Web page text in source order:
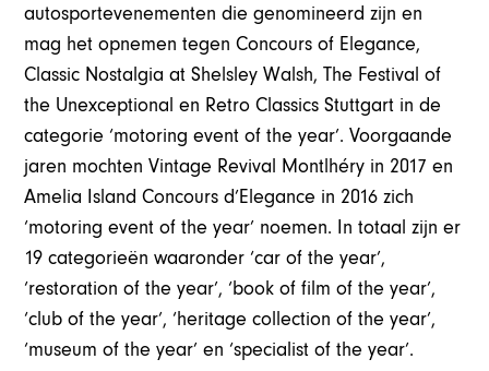
autosportevenementen die genomineerd zijn en
mag het opnemen tegen Concours of Elegance,
Classic Nostalgia at Shelsley Walsh, The Festival of
the Unexceptional en Retro Classics Stuttgart in de
categorie ‘motoring event of the year’. Voorgaande
jaren mochten Vintage Revival Montlhéry in 2017 en
Amelia Island Concours d’Elegance in 2016 zich
‘motoring event of the year’ noemen. In totaal zijn er
19 categorieën waaronder ‘car of the year’,
‘restoration of the year’, ‘book of film of the year’,
‘club of the year’, ‘heritage collection of the year’,
‘museum of the year’ en ‘specialist of the year’.